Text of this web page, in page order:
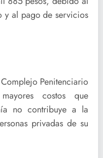
y al pago de servicios
Penitenciario
costos que
no contribuye a la
privadas de su